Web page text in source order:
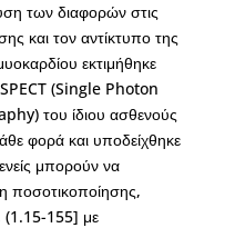
των διαφορών στις
και τον αντίκτυπο της
εκτιμήθηκε
SPECT (Single Photon
του ίδιου ασθενούς
φορά και υποδείχθηκε
μπορούν να
ποσοτικοποίησης,
(1.15-155] με